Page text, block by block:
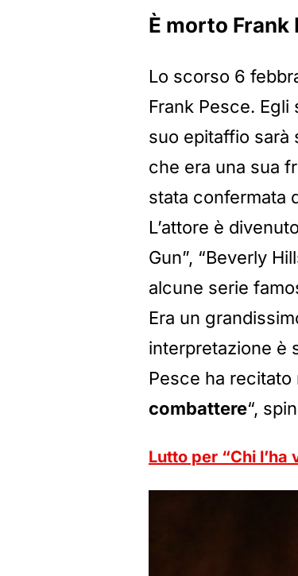
È morto Frank
Lo scorso 6
Frank Pesce.
suo epitaffio sarà
che era una sua
stata confermata
L’attore è
Gun”, “Beverly
alcune serie
Era un
interpretazione è
Pesce ha recitato
combattere“,
Lutto per “Chi l’ha